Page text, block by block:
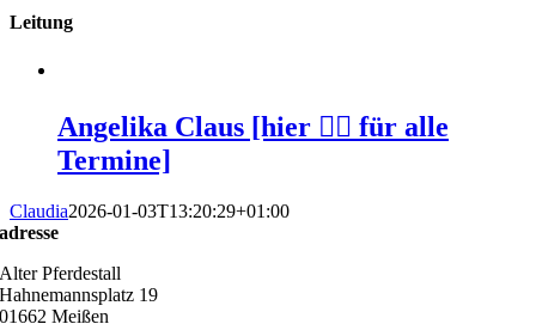
Leitung
Angelika Claus [hier 👆🏻 für alle
Termine]
Claudia2026-01-03T13:20:29+01:00
adresse
Alter Pferdestall
Hahnemannsplatz 19
01662 Meißen